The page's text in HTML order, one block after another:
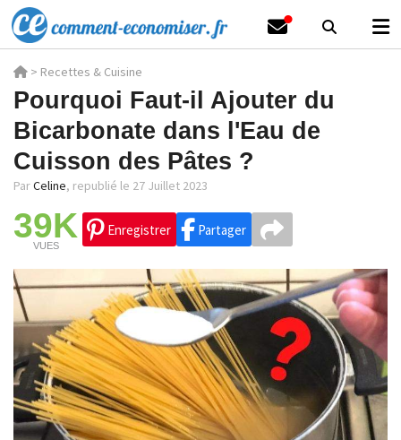
> Recettes & Cuisine
Pourquoi Faut-il Ajouter du
Bicarbonate dans l'Eau de
Cuisson des Pâtes ?
ParCeline, republié le 27 Juillet 2023
39K
VUES
Enregistrer Partager